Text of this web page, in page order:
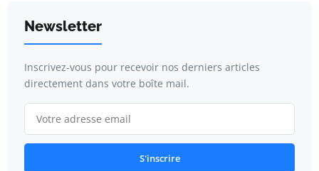
Newsletter
Inscrivez-vous pour recevoir nos derniers articles
directement dans votre boîte mail.
S'inscrire